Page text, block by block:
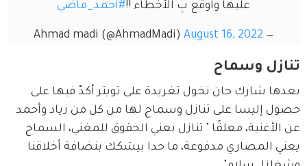
عليها وأوقع بِ الأخطاء !!#أحمد_ماضي
— Ahmad madi (@AhmadMadi)
August 16, 2022
تنازل وسماح
بعدها شارك جان نخول تغريدة على تويتر أكدّ فيها على
حصول إليسا على تنازل وسماح لها من كل من زياد وأحمد
عن الأغنية، معلقًا " تنازل بعني الحقوق للمغني، السماح
يعني المصاري مدفوعة، ما حدا بيشكك بنضافة أخلاقنا